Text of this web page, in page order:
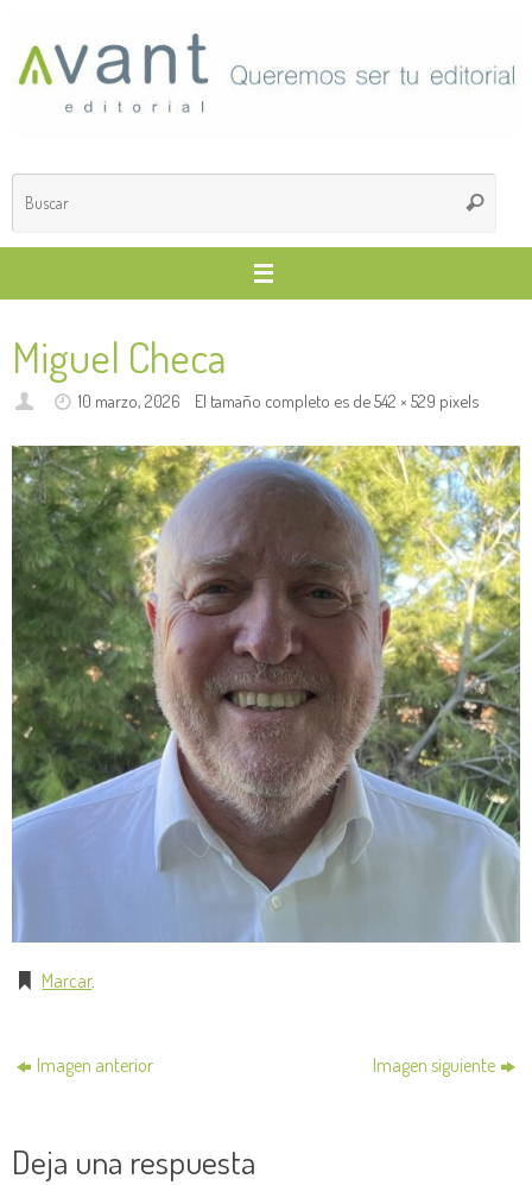
contenido
Buscar
Miguel Checa
10 marzo, 2026 El tamaño completo es de542 × 529 pixels
Marcar.
Imagen anterior Imagen siguiente
Deja una respuesta